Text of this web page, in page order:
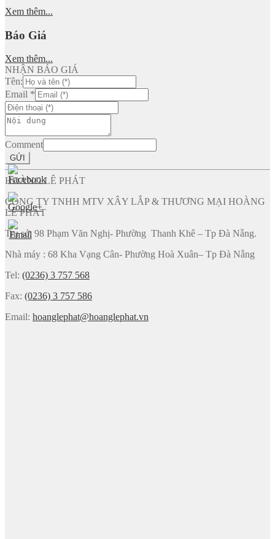
Xem thêm...
Báo Giá
Xem thêm...
NHẬN BÁO GIÁ
Tên:
Email *
Comment
GỬI
HOÀNG LÊ PHÁT
CÔNG TY TNHH MTV XÂY LẮP & THƯƠNG MẠI HOÀNG
LÊ PHÁT
Trụ sở: 98 Phạm Văn Nghị- Phường Thanh Khê – Tp Đà Nẵng.
Nhà máy : 68 Kha Vạng Cân- Phường Hoà Xuân– Tp Đà Nẵng
Tel: (0236) 3 757 568
Fax: (0236) 3 757 586
Email: hoanglephat@hoanglephat.vn